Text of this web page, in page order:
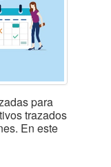
para
trazados
En este